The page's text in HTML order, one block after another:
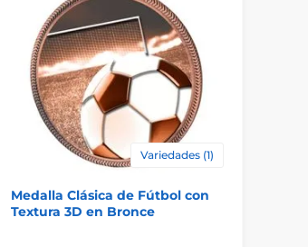
Variedades (1)
Medalla Clásica de Fútbol con
Textura 3D en Bronce